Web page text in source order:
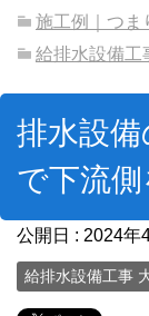
施工例｜つま
給排水設備工
排水設
で下流
公開日 : 2024年
給排水設備工事